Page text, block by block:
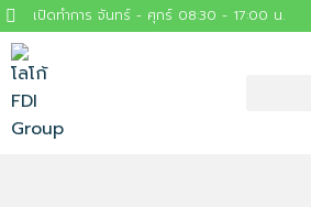
เปิดทำการ จันทร์ - ศุกร์ 08:30 - 17:00 น.